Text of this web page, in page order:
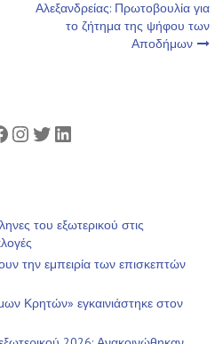
Αλεξανδρείας: Πρωτοβουλία για
το ζήτημα της ψήφου των
Αποδήμων
Instagram
Twitter
Linkedin
του εξωτερικού στις
την εμπειρία των επισκεπτών
Κρητών» εγκαινιάστηκε στον